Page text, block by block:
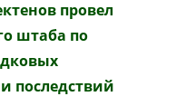
провел
штаба по
последствий